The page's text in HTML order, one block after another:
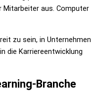
Mitarbeiter aus. Computer
zu sein, in Unternehmen
die Karriereentwicklung
Branche